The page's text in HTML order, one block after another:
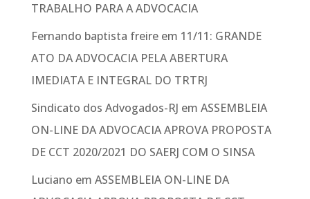
TRABALHO PARA A ADVOCACIA
Fernando baptista freireem 11/11: GRANDE
ATO DA ADVOCACIA PELA ABERTURA
IMEDIATA E INTEGRAL DO TRTRJ
Sindicato dos Advogados-RJ em ASSEMBLEIA
ON-LINE DA ADVOCACIA APROVA PROPOSTA
DE CCT 2020/2021 DO SAERJ COM O SINSA
Luciano em ASSEMBLEIA ON-LINE DA